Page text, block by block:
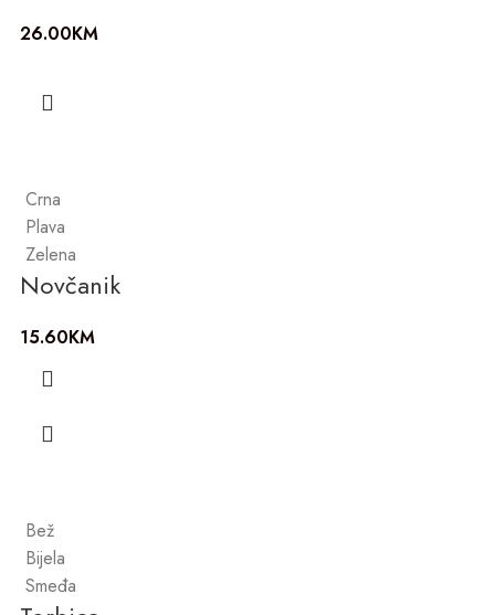
26.00KM
Crna
Plava
Zelena
Novčanik
15.60KM
Bež
Bijela
Smeđa